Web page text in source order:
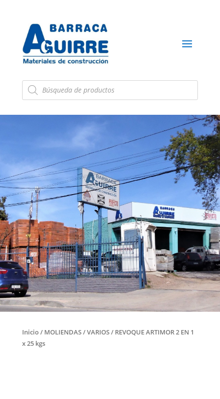
Búsqueda
de
productos
Inicio/ MOLIENDAS/VARIOS/ REVOQUE ARTIMOR 2 EN 1
x 25 kgs